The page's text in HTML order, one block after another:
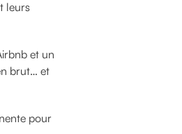
leurs
et un
brut… et
pour